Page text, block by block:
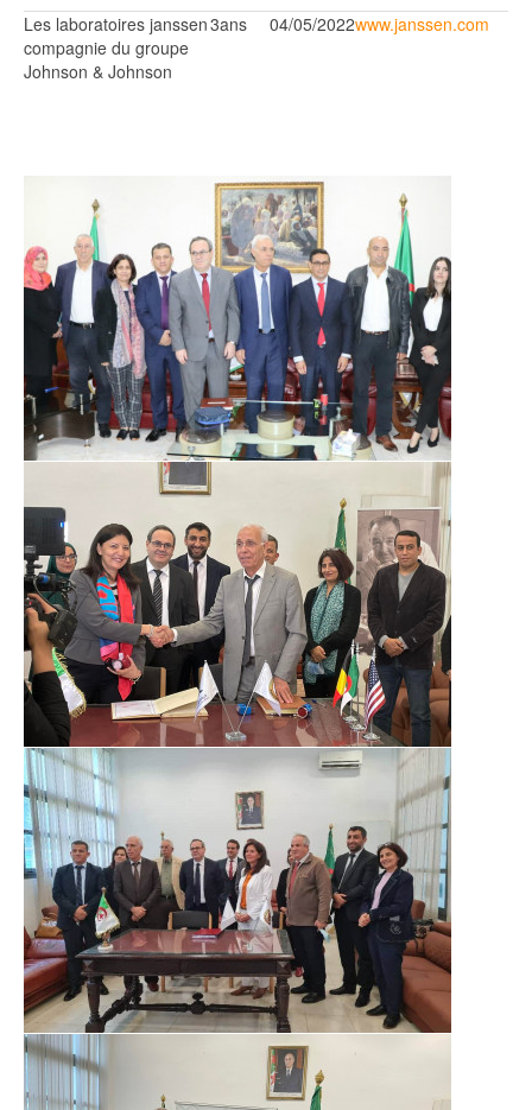
Les laboratoires janssen
compagnie du groupe
Johnson & Johnson
3ans 04/05/2022www.janssen.com